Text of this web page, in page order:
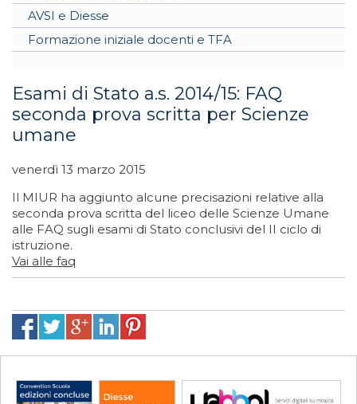
AVSI e Diesse
Formazione iniziale docenti e TFA
Esami di Stato a.s. 2014/15: FAQ
seconda prova scritta per Scienze
umane
venerdì 13 marzo 2015
Il MIUR ha aggiunto alcune precisazioni relative alla
seconda prova scritta del liceo delle Scienze Umane
alle FAQ sugli esami di Stato conclusivi del II ciclo di
istruzione.
Vai alle faq